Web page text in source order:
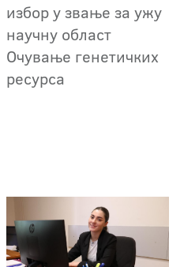
избор у звање за ужу
научну област
Очување генетичких
ресурса